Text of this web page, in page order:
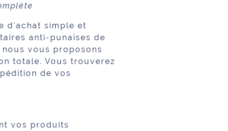
d'achat simple et
anti-punaises de
vous proposons
totale. Vous trouverez
de vos
vos produits